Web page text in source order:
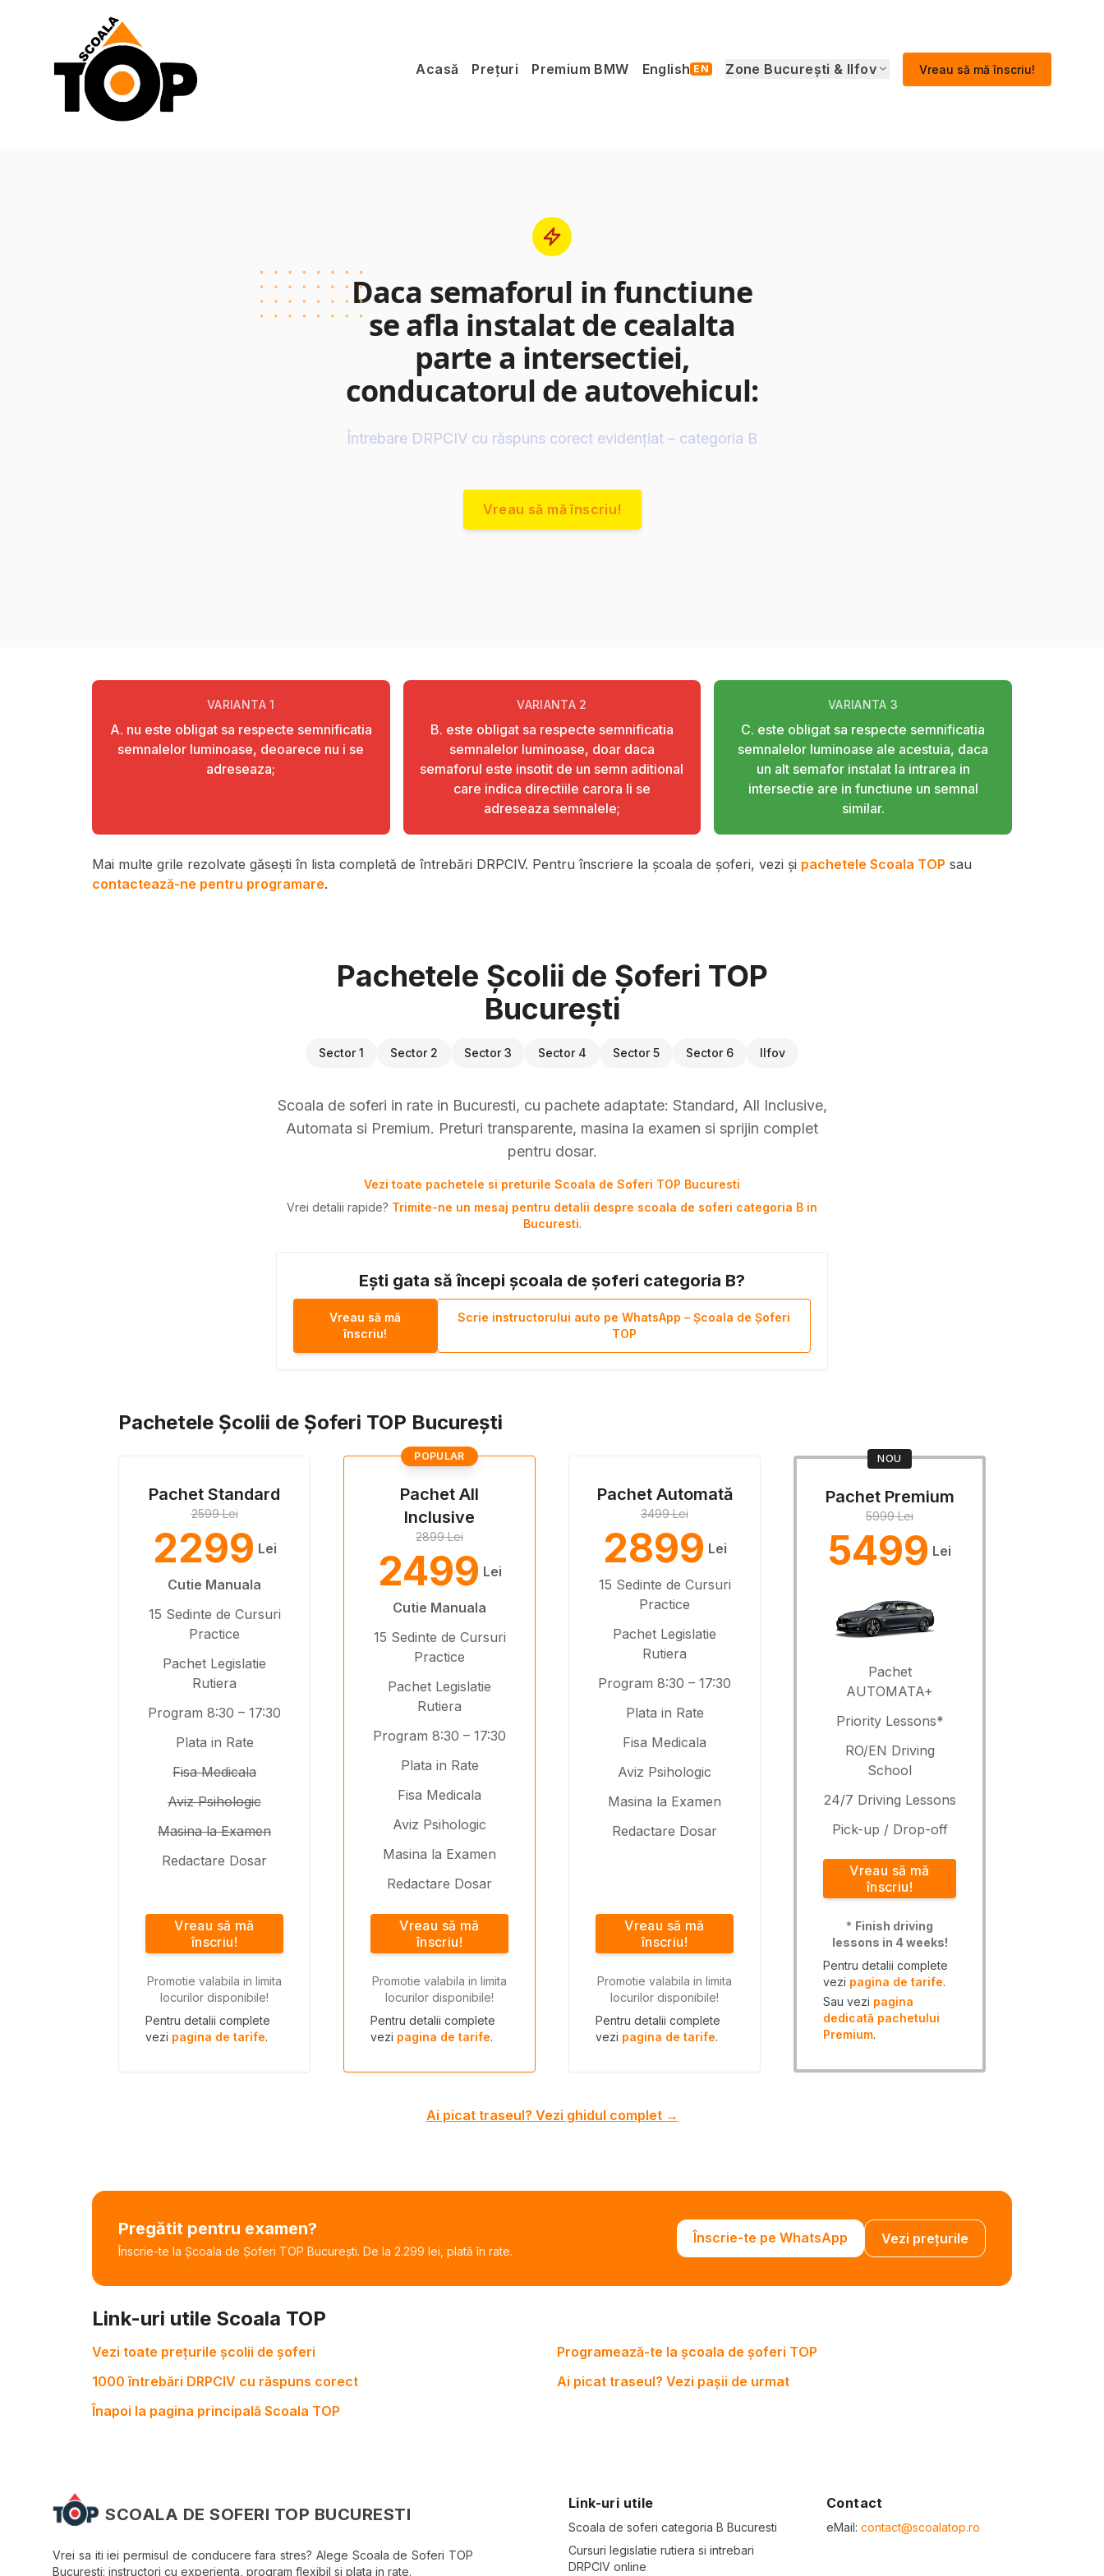
Scoala de Soferi TOP navigation
Acasă Prețuri Premium BMW English EN Zone București & Ilfov Vreau să mă înscriu!
Daca semaforul in functiune
se afla instalat de cealalta
parte a intersectiei,
conducatorul de autovehicul:
Întrebare DRPCIV cu răspuns corect evidențiat – categoria B
Vreau să mă înscriu!
VARIANTA1
A. nu este obligat sa respecte semnificatia
semnalelor luminoase, deoarece nu i se
adreseaza;
VARIANTA 2
B. este obligat sa respecte semnificatia
semnalelor luminoase, doar daca
semaforul este insotit de un semn aditional
care indica directiile carora li se
adreseaza semnalele;
VARIANTA3
C. este obligat sa respecte semnificatia
semnalelor luminoase ale acestuia, daca
un alt semafor instalat la intrarea in
intersectie are in functiune un semnal
similar.
Mai multe grile rezolvate găsești în lista completă de întrebări DRPCIV. Pentru înscriere la școala de șoferi, vezi și pachetele Scoala TOP sau
contactează-ne pentru programare.
Pachetele Școlii de Șoferi TOP
București
Sector 1 Sector 2 Sector 3 Sector 4 Sector 5 Sector 6 Ilfov
Scoala de soferi in rate in Bucuresti, cu pachete adaptate: Standard, All Inclusive,
Automata si Premium. Preturi transparente, masina la examen si sprijin complet
pentru dosar.
Vezi toate pachetele si preturile Scoala de Soferi TOP Bucuresti
Vrei detalii rapide? Trimite-ne un mesaj pentru detalii despre scoala de soferi categoria B in
Bucuresti.
Ești gata să începi școala de șoferi categoria B?
Vreau să mă
înscriu!
Scrie instructorului auto pe WhatsApp – Școala de Șoferi
TOP
Pachetele Școlii de Șoferi TOP București
Pachet Standard
2599 Lei
2299 Lei
Cutie Manuala
15 Sedinte de Cursuri
Practice
Pachet Legislatie
Rutiera
Program 8:30 – 17:30
Plata in Rate
Fisa Medicala
Aviz Psihologic
Masina la Examen
Redactare Dosar
Vreau să mă
înscriu!
Promotie valabila in limita
locurilor disponibile!
Pentru detalii complete
vezi pagina de tarife.
POPULAR
Pachet All
Inclusive
2899 Lei
2499 Lei
Cutie Manuala
15 Sedinte de Cursuri
Practice
Pachet Legislatie
Rutiera
Program 8:30 – 17:30
Plata in Rate
Fisa Medicala
Aviz Psihologic
Masina la Examen
Redactare Dosar
Vreau să mă
înscriu!
Promotie valabila in limita
locurilor disponibile!
Pentru detalii complete
vezi pagina de tarife.
Pachet Automată
3499 Lei
2899 Lei
15 Sedinte de Cursuri
Practice
Pachet Legislatie
Rutiera
Program 8:30 – 17:30
Plata in Rate
Fisa Medicala
Aviz Psihologic
Masina la Examen
Redactare Dosar
Vreau să mă
înscriu!
Promotie valabila in limita
locurilor disponibile!
Pentru detalii complete
vezi pagina de tarife.
NOU
Pachet Premium
5999 Lei
5499 Lei
Pachet
AUTOMATA+
Priority Lessons*
RO/EN Driving
School
24/7 Driving Lessons
Pick-up / Drop-off
Vreau să mă
înscriu!
* Finish driving
lessons in 4 weeks!
Pentru detalii complete
vezi pagina de tarife.
Sau vezi pagina
dedicată pachetului
Premium.
Ai picat traseul? Vezi ghidul complet →
Pregătit pentru examen?
Înscrie-te la Școala de Șoferi TOP București. De la 2.299 lei, plată în rate.
Înscrie-te pe WhatsApp Vezi prețurile
Link-uri utile Scoala TOP
Vezi toate prețurile școlii de șoferi
Programează-te la școala de șoferi TOP
1000 întrebări DRPCIV cu răspuns corect
Ai picat traseul? Vezi pașii de urmat
Înapoi la pagina principală Scoala TOP
SCOALA DE SOFERI TOP BUCURESTI
Vrei sa iti iei permisul de conducere fara stres? Alege Scoala de Soferi TOP
Bucuresti: instructori cu experienta, program flexibil si plata in rate.
Link-uri utile
Scoala de soferi categoria B Bucuresti
Cursuri legislatie rutiera si intrebari
DRPCIV online
Contact
eMail: contact@scoalatop.ro